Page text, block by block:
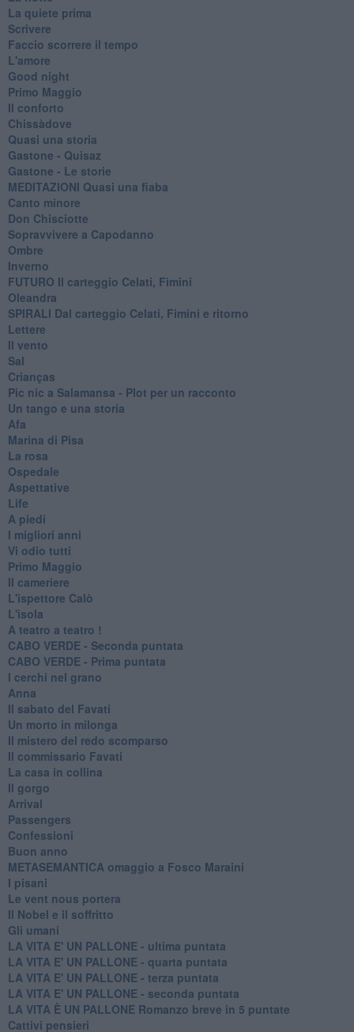
La quiete prima
Scrivere
Faccio scorrere il tempo
L'amore
Good night
Primo Maggio
Il conforto
Chissàdove
Quasi una storia
Gastone - Quisaz
Gastone - Le storie
MEDITAZIONI Quasi una fiaba
Canto minore
Don Chisciotte
Sopravvivere a Capodanno
Ombre
Inverno
FUTURO Il carteggio Celati, Fimini
Oleandra
SPIRALI Dal carteggio Celati, Fimini e ritorno
Lettere
Il vento
Sal
Crianças
Pic nic a Salamansa - Plot per un racconto
Un tango e una storia
Afa
Marina di Pisa
La rosa
Ospedale
Aspettative
Life
A piedi
I migliori anni
Vi odio tutti
Primo Maggio
Il cameriere
L'ispettore Calò
L'isola
A teatro a teatro !
CABO VERDE - Seconda puntata
CABO VERDE - Prima puntata
I cerchi nel grano
Anna
Il sabato del Favati
Un morto in milonga
Il mistero del redo scomparso
Il commissario Favati
La casa in collina
Il gorgo
Arrival
Passengers
Confessioni
Buon anno
METASEMANTICA omaggio a Fosco Maraini
I pisani
Le vent nous portera
Il Nobel e il soffritto
Gli umani
LA VITA E' UN PALLONE - ultima puntata
LA VITA E' UN PALLONE - quarta puntata
LA VITA E' UN PALLONE - terza puntata
LA VITA E' UN PALLONE - seconda puntata
LA VITA È UN PALLONE Romanzo breve in 5 puntate
Cattivi pensieri